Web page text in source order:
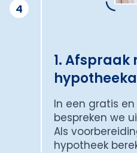
4
1. Afspraak
In een gratis
bespreken we
Als
hypotheek